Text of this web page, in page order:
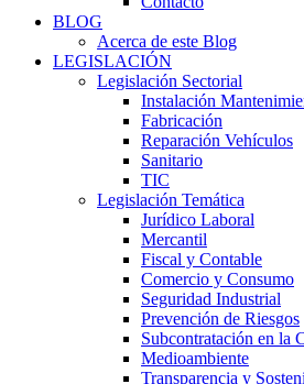
BLOG
Acerca de este Blog
LEGISLACIÓN
Legislación Sectorial
Instalación
Fabricación
Reparación Vehículos
Sanitario
TIC
Legislación Temática
Jurídico Laboral
Mercantil
Fiscal y Contable
Comercio y Consumo
Seguridad Industrial
Prevención de Riesgos
Subcontratación en la
Medioambiente
Transparencia y